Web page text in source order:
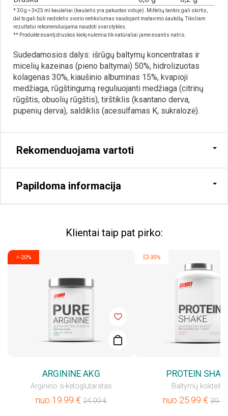
* 30 g = 3×25 ml kaušeliai (kaušelis yra pakuotės viduje). Miltelių tankis gali skirtis,
dėl to gali būti nedidelis svorio netikslumas naudojant matavimo šaukštą. Tiksliam
rezultatui rekomenduojama naudoti svarstykles.
** Produkte esantį druskos kiekį nulemia tik natūraliai jame esantis natris.
Sudedamosios dalys: išrūgų baltymų koncentratas ir
micelių kazeinas (pieno baltymai) 50%, hidrolizuotas
kolagenas 30%, kiaušinio albuminas 15%, kvapioji
medžiaga, rūgštingumą reguliuojanti medžiaga (citrinų
rūgštis, obuolių rūgštis), tirštiklis (ksantano derva,
pupenių derva), saldiklis (acesulfamas K, sukralozė).
Rekomenduojama vartoti
Papildoma informacija
Klientai taip pat pirko:
⚡-20%
ARGININE AKG
Arginino α-ketoglutaratas
nuo 19.99 € 24.99€
💥-35%
PROTEIN
Baltymų kokteilis
nuo 25.99 € 39.99